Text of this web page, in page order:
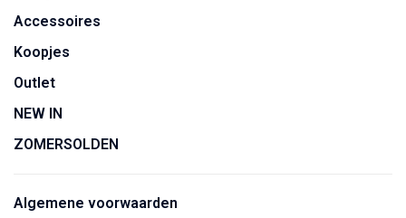
Accessoires
Koopjes
Outlet
NEW IN
ZOMERSOLDEN
Algemene voorwaarden